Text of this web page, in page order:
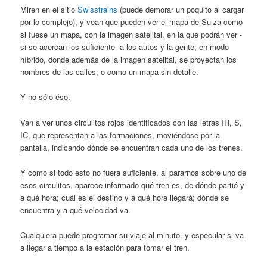
Miren en el sitioSwisstrains (puede demorar un poquito al cargar
por lo complejo), y vean que pueden ver el mapa de Suiza como
si fuese un mapa, con la imagen satelital, en la que podrán ver -
si se acercan los suficiente- a los autos y la gente; en modo
híbrido, donde además de la imagen satelital, se proyectan los
nombres de las calles; o como un mapa sin detalle.
Y no sólo éso.
Van a ver unos circulitos rojos identificados con las letras IR, S,
IC, que representan a las formaciones, moviéndose por la
pantalla, indicando dónde se encuentran cada uno de los trenes.
Y como si todo esto no fuera suficiente, al pararnos sobre uno de
esos circulitos, aparece informado qué tren es, de dónde partió y
a qué hora; cuál es el destino y a qué hora llegará; dónde se
encuentra y a qué velocidad va.
Cualquiera puede programar su viaje al minuto. y especular si va
a llegar a tiempo a la estación para tomar el tren.